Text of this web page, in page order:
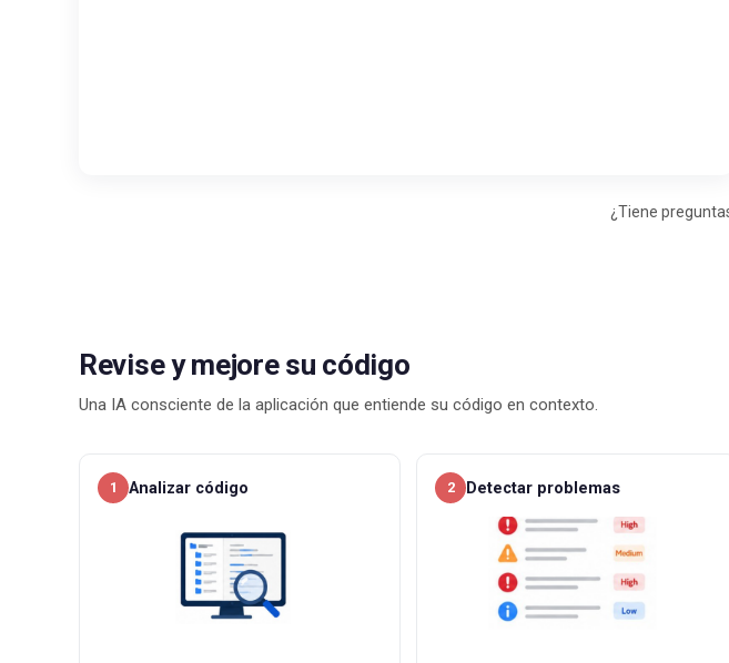
¿Tiene
Revise y mejore su código
Una IA consciente de la aplicación que entiende su código en contexto.
1 Analizar código 2 Detectar problemas